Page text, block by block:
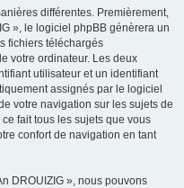
différentes. Premièrement,
», le logiciel phpBB génèrera un
fichiers téléchargés
votre ordinateur. Les deux
utilisateur et un identifiant
assignés par le logiciel
votre navigation sur les sujets de
fait tous les sujets que vous
confort de navigation en tant
DROUIZIG », nous pouvons